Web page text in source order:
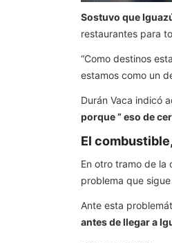
Sostuvo que
restaurantes para
“Como destinos
estamos como un
Durán Vaca indicó
porque ” eso de
El
En otro tramo de la
problema que
Ante esta
antes de llegar a